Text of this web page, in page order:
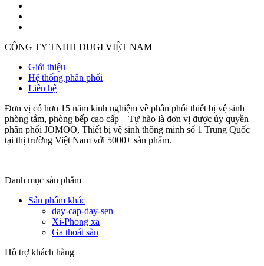
CÔNG TY TNHH DUGI VIỆT NAM
Giới thiệu
Hệ thống phân phối
Liên hệ
Đơn vị có hơn 15 năm kinh nghiệm về phân phối thiết bị vệ sinh
phòng tắm, phòng bếp cao cấp – Tự hào là đơn vị được ủy quyền
phân phối JOMOO, Thiết bị vệ sinh thông minh số 1 Trung Quốc
tại thị trường Việt Nam với 5000+ sản phẩm.
Danh mục sản phẩm
Sản phẩm khác
day-cap-day-sen
Xi-Phong xả
Ga thoát sàn
Hỗ trợ khách hàng